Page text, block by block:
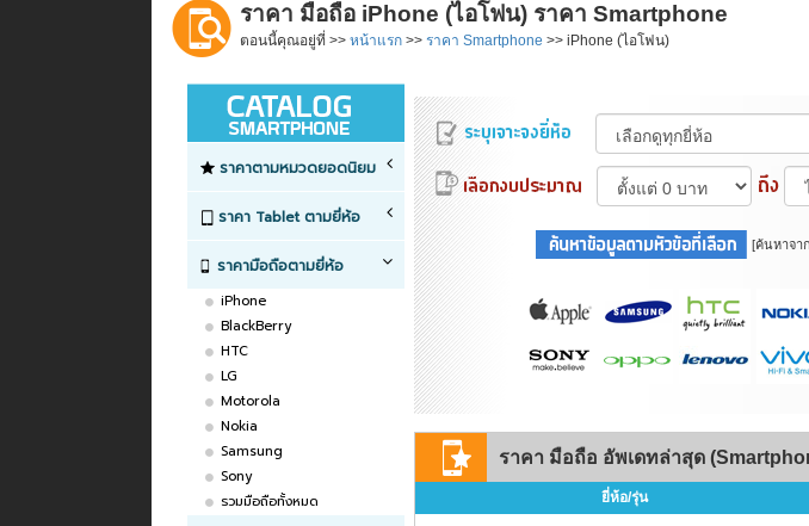
ราคา มือถือ iPhone (ไอโฟน) ราคา Smartphone
ตอนนี้คุณอยู่ที่ >> หน้าแรก >> ราคา Smartphone >> iPhone (ไอโฟน)
ราคาตามหมวดยอดนิยม
ราคา Tablet ตามยี่ห้อ
ราคามือถือตามยี่ห้อ
iPhone
BlackBerry
HTC
LG
Motorola
Nokia
Samsung
Sony
รวมมือถือทั้งหมด
[ค้นหาจา
ราคา มือถือ อัพเดทล่าสุด
ยี่ห้อ/รุ่น